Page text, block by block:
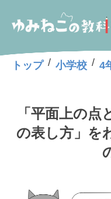
トップ / 小学校 / 4
「平面上の
の表し方」を